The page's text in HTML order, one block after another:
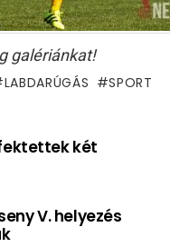
galériánkat!
LABDARÚGÁS SPORT
két
V. helyezés